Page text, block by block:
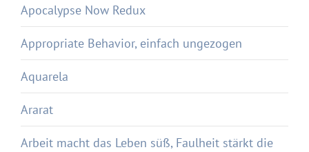
Apocalypse Now Redux
Appropriate Behavior, einfach ungezogen
Aquarela
Ararat
Arbeit macht das Leben süß, Faulheit stärkt die